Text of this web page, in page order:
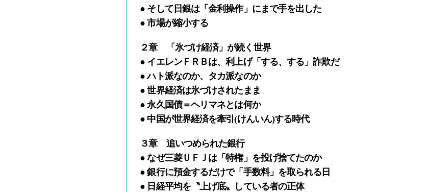
● そして日銀は「金利操作」にまで手を出した
● 市場が縮小する
２章 「氷づけ経済」が続く世界
● イエレンＦＲＢは、利上げ「する、する」詐欺だ
● ハト派なのか、タカ派なのか
● 世界経済は氷づけされたまま
● 永久国債＝ヘリマネとは何か
● 中国が世界経済を牽引(けんいん)する時代
３章 追いつめられた銀行
● なぜ三菱ＵＦＪは「特権」を投げ捨てたのか
● 銀行に預金するだけで「手数料」を取られる日
● 日経平均を〝上げ底〟している者の正体